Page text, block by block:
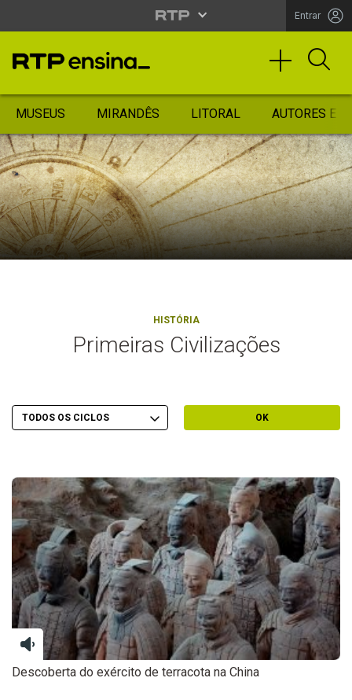
Entrar
MUSEUS MIRANDÊS LITORAL AUTORES
HISTÓRIA
Primeiras Civilizações
Filtrar por Ciclo
Escolher Ciclo OK
Descoberta do exército de terracota na China